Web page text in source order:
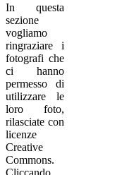
In questa
sezione
vogliamo
ringraziare i
fotografi che
ci hanno
permesso di
utilizzare le
loro foto,
rilasciate con
licenze
Creative
Commons.
Cliccando